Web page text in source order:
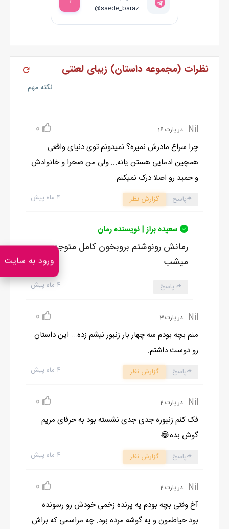
این لعنتی کجا ؟! .....و آن لعنتی کجا؟!..........
@saede_baraz
نظرات (مجموعه داستان) زیبای لعنتی
نکته مهم
Nil در پارت 16 0
چرا سراغ مادرش نمیره؟ نمیدونم توی دنیای واقعی
همچین ادمایی هستن یانه... ولی من صحرا و خانوادش
و حمید رو اصلا درک نمیکنم.
۴ ماه پیش پاسخ گزارش نظر
سعیده براز | نویسنده رمان
رمانش رونوشتم بروبخون کامل متوجه
میشب
۴ ماه پیش پاسخ
Nil در پارت 3 0
منم بچه بودم سه چهار بار زنبور نیشم زده... این داستان
رو دوست داشتم.
۴ ماه پیش پاسخ گزارش نظر
Nil در پارت 2 0
فک کنم زنبوره جدی جدی نشسته بود به حرفای مریم
گوش بده😂
۴ ماه پیش پاسخ گزارش نظر
Nil در پارت 2 0
آخ وقتی بچه بودم یه پرنده زخمی خودش رو رسونده
بود حیاطمون و یه گوشه مرده بود. چه مراسمی که براش
ورود به سایت